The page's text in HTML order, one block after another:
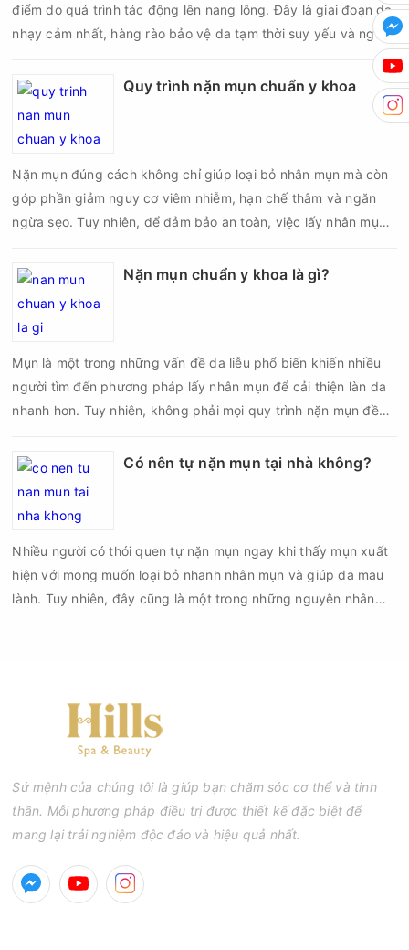
điểm do quá trình tác động lên nang lông. Đây là giai đoạn da
nhạy cảm nhất, hàng rào bảo vệ da tạm thời suy yếu và nguy
cơ viêm nhiễm, thâm sau mụn hoặc hình thành sẹo sẽ tăng lên
nếu chăm sóc không đúng cách. Chính vì vậy, việc chăm sóc
da sau nặn mụn không chỉ giúp vùng da hồi phục nhanh hơn
Quy trình nặn mụn chuẩn y khoa
Nặn mụn đúng cách không chỉ giúp loại bỏ nhân mụn mà còn
góp phần giảm nguy cơ viêm nhiễm, hạn chế thâm và ngăn
ngừa sẹo. Tuy nhiên, để đảm bảo an toàn, việc lấy nhân mụn
đủ các bước vô khuẩn và chăm sóc sau điều trị.
Nặn mụn chuẩn y khoa là gì?
Mụn là một trong những vấn đề da liễu phổ biến khiến nhiều
người tìm đến phương pháp lấy nhân mụn để cải thiện làn da
nhanh hơn. Tuy nhiên, không phải mọi quy trình nặn mụn đều
sai kỹ thuật hoặc lấy nhân mụn không đúng thời điểm, làn da
Có nên tự nặn mụn tại nhà không?
Nhiều người có thói quen tự nặn mụn ngay khi thấy mụn xuất
hiện với mong muốn loại bỏ nhanh nhân mụn và giúp da mau
lành. Tuy nhiên, đây cũng là một trong những nguyên nhân
Sứ mệnh của chúng tôi là giúp bạn chăm sóc cơ thể và tinh
thần. Mỗi phương pháp điều trị được thiết kế đặc biệt để
mang lại trải nghiệm độc đáo và hiệu quả nhất.